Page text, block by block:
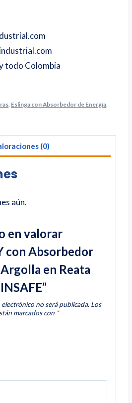
todo Colombia
, Eslinga con Absorbedor de Energía,
(0)
aún.
en valorar
con Absorbedor
en Reata
no será publicada. Los
marcados con *